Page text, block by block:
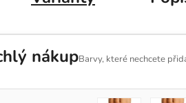
nákupBarvy, které nechcete